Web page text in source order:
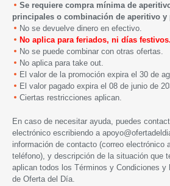
Se requiere compra mínima de
principales o combinación de aperitivo
No se devuelve dinero en efectivo.
No aplica para feriados, ni días festivos.
No se puede combinar con otras ofertas.
No aplica para take out.
El valor de la promoción expira el 30 de
El valor pagado expira el 08 de junio de
Ciertas restricciones aplican.
En caso de necesitar ayuda, puedes
electrónico escribiendo a
información de contacto (correo electrónico
teléfono), y descripción de la situación que
aplican todos los Términos y Condiciones y
de Oferta del Día.